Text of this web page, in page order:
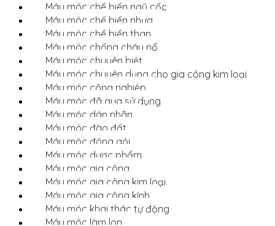
Máy móc chế biến ngũ cốc
Máy móc chế biến nhựa
Máy móc chế biến than
Máy móc chống cháy nổ
Máy móc chuyên biệt
Máy móc chuyên dụng cho gia công kim loại
Máy móc công nghiệp
Máy móc đã qua sử dụng
Máy móc dán nhãn
Máy móc đào đất
Máy móc đóng gói
Máy móc dược phẩm
Máy móc gia công
Máy móc gia công kim loại
Máy móc gia công kính
Máy móc khai thác tự động
Máy móc làm lon